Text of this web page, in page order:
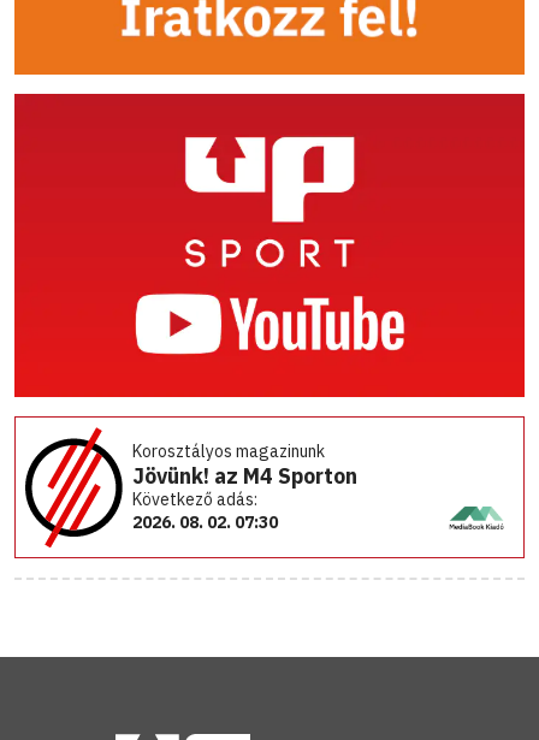
Korosztályos magazinunk
Jövünk! az M4 Sporton
Következő adás:
2026. 08. 02. 07:30